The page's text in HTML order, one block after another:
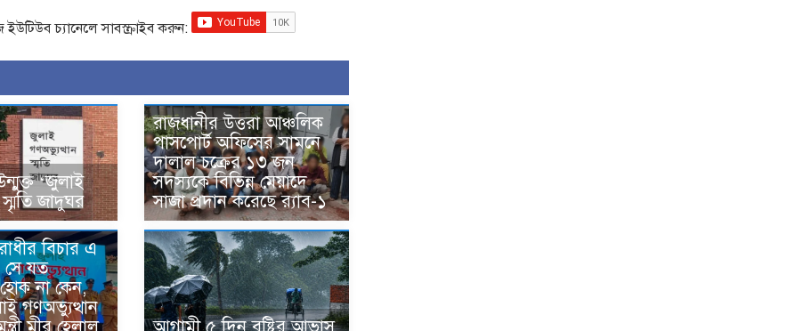
ইউটিউব চ্যানেলে সাবস্ক্রাইব করুন:
‘জুলাই
জাদুঘর
রাজধানীর উত্তরা আঞ্চলিক
পাসপোর্ট অফিসের সামনে
দালাল চক্রের ১৩ জন
সদস্যকে বিভিন্ন মেয়াদে
সাজা প্রদান করেছে র‌্যাব-১
বিচার এ
সে যত
না কেন,
গণঅভ্যুত্থান